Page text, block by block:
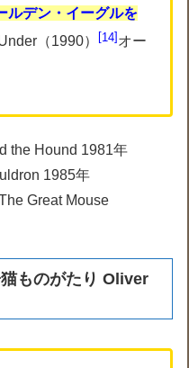
ルデン・イーグルを
（1990） 14 オー
the Hound 1981年
1985年
Great Mouse
ものがたり Oliver